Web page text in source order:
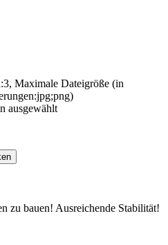
Maximale Dateigröße (in
ausgewählt
zu bauen! Ausreichende Stabilität!